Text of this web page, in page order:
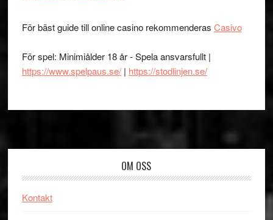
För bäst guide till online casino rekommenderas Casivo
För spel: Minimiålder 18 år - Spela ansvarsfullt |
https://www.spelpaus.se/| https://stodlinjen.se/
OM OSS
Kontakt